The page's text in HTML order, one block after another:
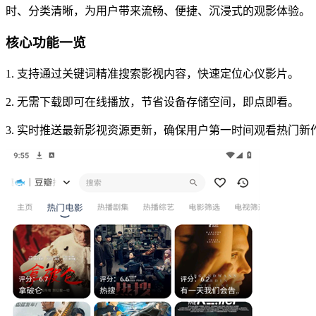
时、分类清晰，为用户带来流畅、便捷、沉浸式的观影体验。
核心功能一览
1. 支持通过关键词精准搜索影视内容，快速定位心仪影片。
2. 无需下载即可在线播放，节省设备存储空间，即点即看。
3. 实时推送最新影视资源更新，确保用户第一时间观看热门新